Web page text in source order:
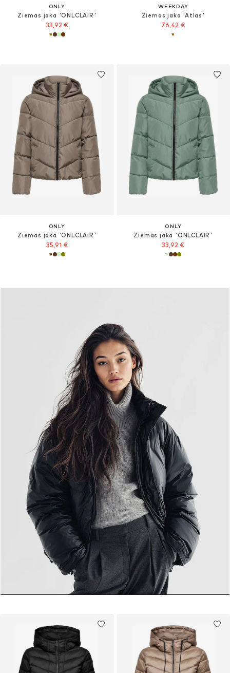
ONLY
Ziemas jaka 'ONLCLAIR'
33,92 €
WEEKDAY
Ziemas jaka 'Atlas'
76,42 €
ONLY
Ziemas jaka 'ONLCLAIR'
35,91 €
ONLY
Ziemas jaka 'ONLCLAIR'
33,92 €